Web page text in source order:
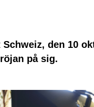
den 10
på sig.